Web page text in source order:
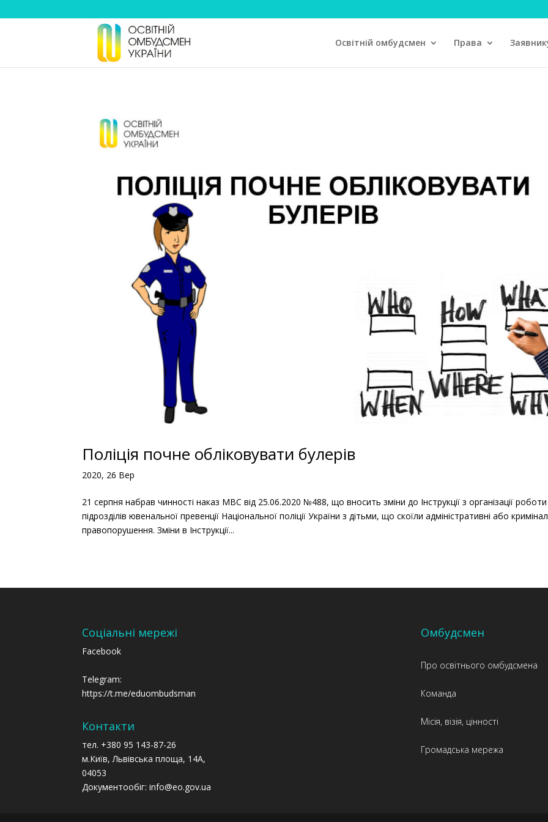
Освітній омбудсмен Права
Поліція почне обліковувати булерів
2020, 26 Вер
21 серпня набрав чинності наказ МВС від 25.06.2020 №488, що вносить зміни до Інструкції з організації роботи
підрозділів ювенальної превенції Національної поліції України з дітьми, що скоїли адміністративні або
правопорушення. Зміни в Інструкції...
Соціальні мережі
Facebook
Telegram:
https://t.me/eduombudsman
Контакти
тел. +380 95 143-87-26
м.Київ, Львівська площа, 14А,
04053
Документообіг: info@eo.gov.ua
Омбудсмен
Про освітнього омбудсмена
Команда
Місія, візія, цінності
Громадська мережа